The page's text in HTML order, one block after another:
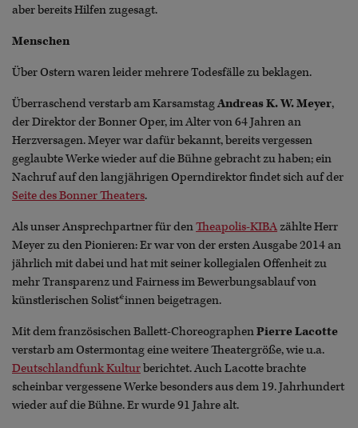
aber bereits Hilfen zugesagt.
Menschen
Über Ostern waren leider mehrere Todesfälle zu beklagen.
Überraschend verstarb am KarsamstagAndreas K. W. Meyer,
der Direktor der Bonner Oper, im Alter von 64 Jahren an
Herzversagen. Meyer war dafür bekannt, bereits vergessen
geglaubte Werke wieder auf die Bühne gebracht zu haben; ein
Nachruf auf den langjährigen Operndirektor findet sich auf der
Seite des Bonner Theaters.
Als unser Ansprechpartner für denTheapolis-KIBAzählte Herr
Meyer zu den Pionieren: Er war von der ersten Ausgabe 2014 an
jährlich mit dabei und hat mit seiner kollegialen Offenheit zu
mehr Transparenz und Fairness im Bewerbungsablauf von
künstlerischen Solist*innen beigetragen.
Mit dem französischen Ballett-ChoreographenPierre Lacotte
verstarb am Ostermontag eine weitere Theatergröße, wie u.a.
Deutschlandfunk Kulturberichtet. Auch Lacotte brachte
scheinbar vergessene Werke besonders aus dem 19. Jahrhundert
wieder auf die Bühne. Er wurde 91 Jahre alt.